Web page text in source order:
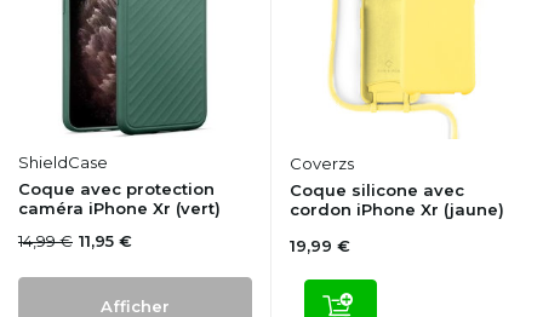
ShieldCase
Coque avec protection
caméra iPhone Xr (vert)
14,99 € 11,95 €
Afficher
Coverzs
Coque silicone avec
cordon iPhone Xr (jaune)
19,99 €